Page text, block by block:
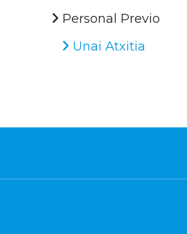
Personal Previo
Unai Atxitia